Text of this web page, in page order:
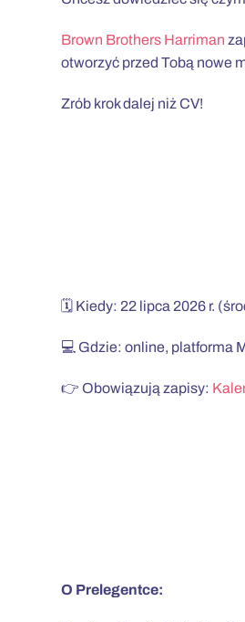
Brown Brothers Harriman
otworzyć przed Tobą nowe
Zrób krok dalej niż CV!
🗓️ Kiedy: 22 lipca 2026 r.
💻 Gdzie: online, platforma
👉 Obowiązują zapisy:
O Prelegentce: